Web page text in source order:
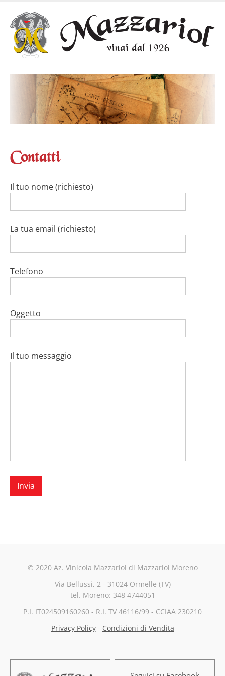
main
content
Contatti
Il tuo nome (richiesto)
La tua email (richiesto)
Telefono
Oggetto
Il tuo messaggio
© 2020 Az. Vinicola Mazzariol di Mazzariol Moreno
Via Bellussi, 2 - 31024 Ormelle (TV)
tel. Moreno: 3​4​8 4744051
P.I. IT024509160260 - R.I. TV 46116/99 - CCIAA 230210
Privacy Policy- Condizioni di Vendita